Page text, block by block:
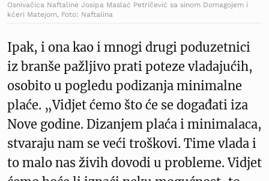
Osnivačica Naftaline Josipa Maslać Petričević sa sinom Domagojem i
kćeri Matejom, Foto: Naftalina
Ipak, i ona kao i mnogi drugi poduzetnici
iz branše pažljivo prati poteze vladajućih,
osobito u pogledu podizanja minimalne
plaće. „Vidjet ćemo što će se događati iza
Nove godine. Dizanjem plaća i minimalaca,
stvaraju nam se veći troškovi. Time vlada i
to malo nas živih dovodi u probleme. Vidjet